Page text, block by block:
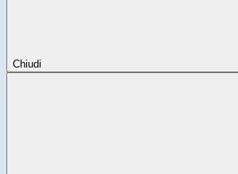
Chiudi